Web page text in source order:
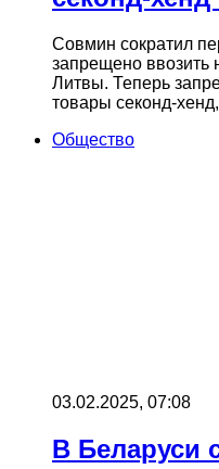
Совмин сократил
запрещено ввозить
Литвы. Теперь
товары секонд-
Общество
03.02.2025, 07:08
В Беларуси